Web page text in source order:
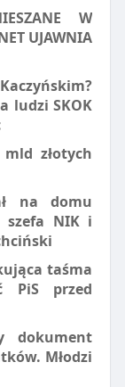
W
UJAWNIA
ludzi SKOK
złotych
na domu
szefa NIK i
taśma
PiS przed
dokument
Młodzi